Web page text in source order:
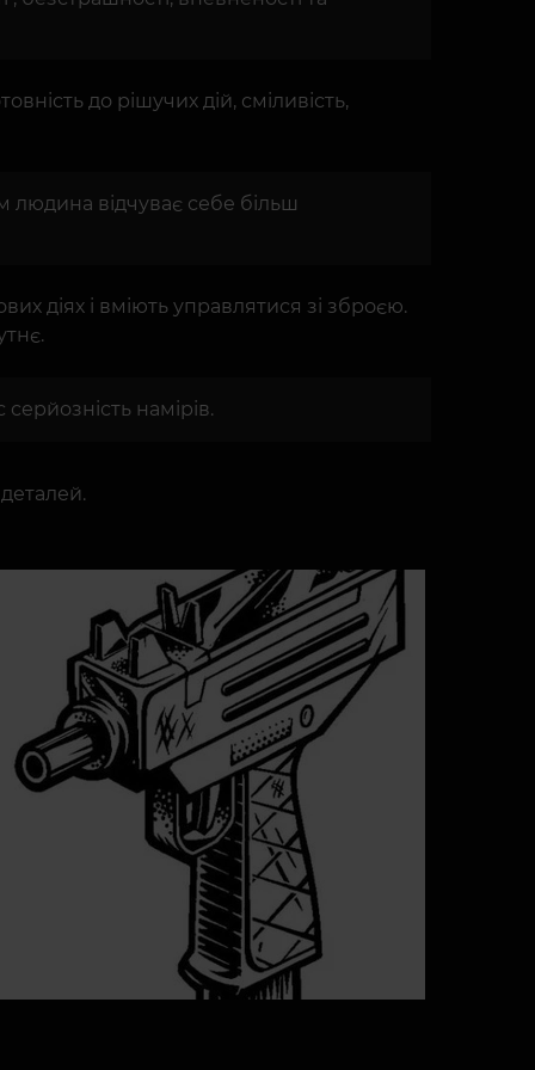
до рішучих дій, сміливість,
людина відчуває себе більш
діях і вміють управлятися зі зброєю.
намірів.